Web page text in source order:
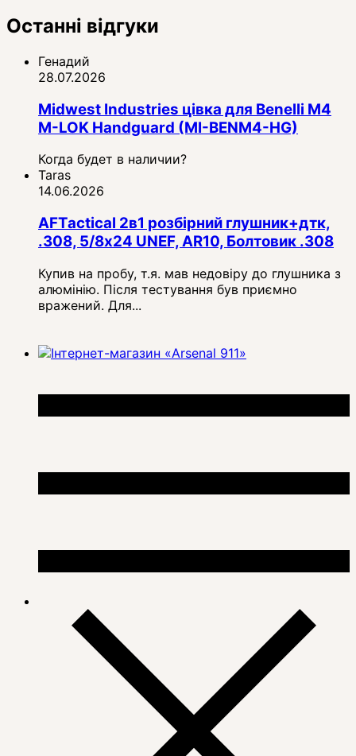
Останні відгуки
Генадий
28.07.2026
Midwest Industries цівка для Benelli M4
M-LOK Handguard (MI-BENM4-HG)
Когда будет в наличии?
Taras
14.06.2026
AFTactical 2в1 розбірний глушник+дтк,
.308, 5/8x24 UNEF, AR10, Болтовик .308
Купив на пробу, т.я. мав недовіру до глушника з
алюмінію. Після тестування був приємно
вражений. Для...